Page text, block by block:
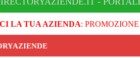
LA TUA AZIENDA: PROMOZIONE